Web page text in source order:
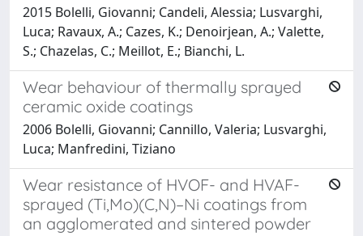
2015 Bolelli, Giovanni; Candeli, Alessia; Lusvarghi,
Luca; Ravaux, A.; Cazes, K.; Denoirjean, A.; Valette,
S.; Chazelas, C.; Meillot, E.; Bianchi, L.
Wear behaviour of thermally sprayed
ceramic oxide coatings
2006 Bolelli, Giovanni; Cannillo, Valeria; Lusvarghi,
Luca; Manfredini, Tiziano
Wear resistance of HVOF- and HVAF-
sprayed (Ti,Mo)(C,N)–Ni coatings from
an agglomerated and sintered powder